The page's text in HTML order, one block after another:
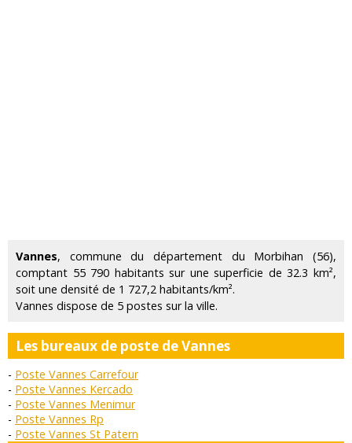
Vannes, commune du département du Morbihan (56),
comptant 55 790 habitants sur une superficie de 32.3 km²,
soit une densité de 1 727,2 habitants/km².
Vannes dispose de 5 postes sur la ville.
Les bureaux de poste de Vannes
Poste Vannes Carrefour
Poste Vannes Kercado
Poste Vannes Menimur
Poste Vannes Rp
Poste Vannes St Patern